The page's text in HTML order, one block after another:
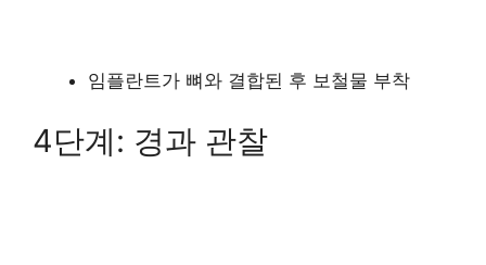
임플란트가 뼈와 결합된 후 보철물 부착
4단계: 경과 관찰